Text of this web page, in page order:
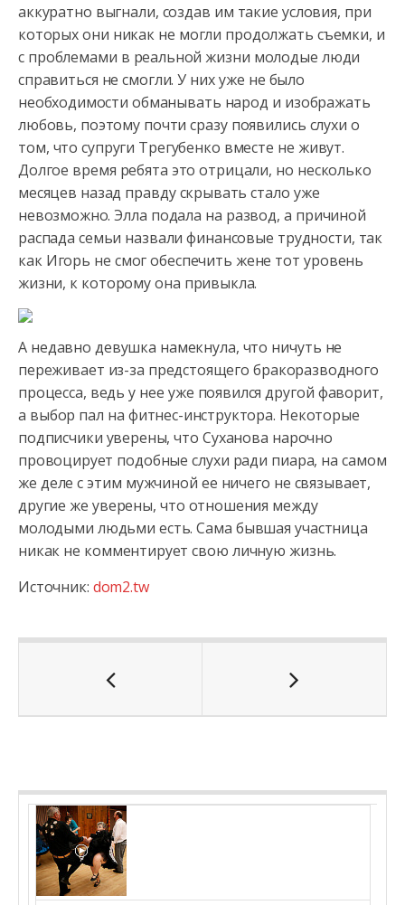
аккуратно выгнали, создав им такие условия, при
которых они никак не могли продолжать съемки, и
с проблемами в реальной жизни молодые люди
справиться не смогли. У них уже не было
необходимости обманывать народ и изображать
любовь, поэтому почти сразу появились слухи о
том, что супруги Трегубенко вместе не живут.
Долгое время ребята это отрицали, но несколько
месяцев назад правду скрывать стало уже
невозможно. Элла подала на развод, а причиной
распада семьи назвали финансовые трудности, так
как Игорь не смог обеспечить жене тот уровень
жизни, к которому она привыкла.
А недавно девушка намекнула, что ничуть не
переживает из-за предстоящего бракоразводного
процесса, ведь у нее уже появился другой фаворит,
а выбор пал на фитнес-инструктора. Некоторые
подписчики уверены, что Суханова нарочно
провоцирует подобные слухи ради пиара, на самом
же деле с этим мужчиной ее ничего не связывает,
другие же уверены, что отношения между
молодыми людьми есть. Сама бывшая участница
никак не комментирует свою личную жизнь.
Источник: dom2.tw